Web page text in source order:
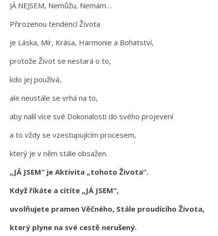
JÁ NEJSEM, Nemůžu, Nemám…
Přirozenou tendencí Života
je Láska, Mír, Krása, Harmonie a Bohatství,
protože Život se nestará o to,
kdo jej používá,
ale neustále se vrhá na to,
aby nalil více své Dokonalosti do svého projevení
a to vždy se vzestupujícím procesem,
který je v něm stále obsažen.
„JÁ JSEM“ je Aktivita „tohoto Života“.
Když říkáte a cítíte „JÁ JSEM“,
uvolňujete pramen Věčného, Stále proudícího Života,
který plyne na své cestě nerušený.